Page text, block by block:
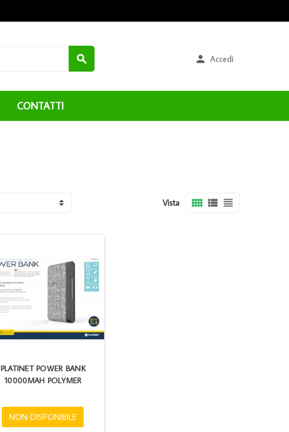
  Accedi
CONTATTI
Vista   
PLATINET POWER BANK
10000MAH POLYMER
NON DISPONIBILE